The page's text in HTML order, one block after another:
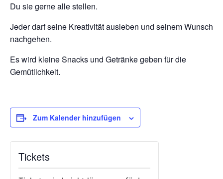
Du sie gerne alle stellen.
Jeder darf seine Kreativität ausleben und seinem Wunsch
nachgehen.
Es wird kleine Snacks und Getränke geben für die
Gemütlichkeit.
Zum Kalender hinzufügen
Tickets